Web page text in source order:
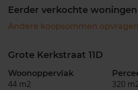
Eerder verkochte
Andere koopsommen opvragen
Grote Kerkstraat 11D
Woonoppervlak
44 m2 320